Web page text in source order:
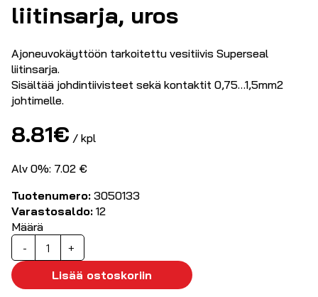
liitinsarja, uros
Ajoneuvokäyttöön tarkoitettu vesitiivis Superseal
liitinsarja.
Sisältää johdintiivisteet sekä kontaktit 0,75…1,5mm2
johtimelle.
8.81€ / kpl
Alv 0%: 7.02 €
Tuotenumero: 3050133
Varastosaldo: 12
Määrä
-
Superseal
6-
napainen
liitinsarja,
+
Lisää ostoskoriin